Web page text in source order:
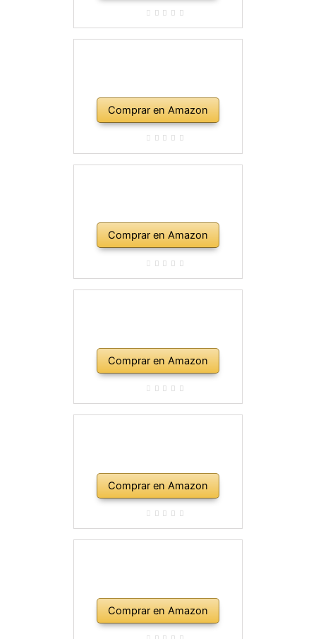
Comprar en Amazon
Comprar en Amazon
Comprar en Amazon
Comprar en Amazon
Comprar en Amazon